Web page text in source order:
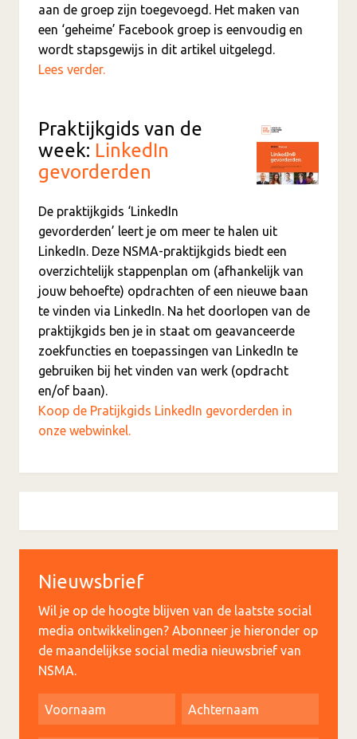
aan de groep zijn toegevoegd. Het maken van
een ‘geheime’ Facebook groep is eenvoudig en
wordt stapsgewijs in dit artikel uitgelegd.
Lees verder.
Praktijkgids van de
week: LinkedIn
gevorderden
De praktijkgids ‘LinkedIn
gevorderden’ leert je om meer te halen uit
LinkedIn. Deze NSMA-praktijkgids biedt een
overzichtelijk stappenplan om (afhankelijk van
jouw behoefte) opdrachten of een nieuwe baan
te vinden via LinkedIn. Na het doorlopen van de
praktijkgids ben je in staat om geavanceerde
zoekfuncties en toepassingen van LinkedIn te
gebruiken bij het vinden van werk (opdracht
en/of baan).
Koop de Pratijkgids LinkedIn gevorderden in
onze webwinkel.
Nieuwsbrief
Wil je op de hoogte blijven van de laatste social
media ontwikkelingen? Abonneer je hieronder op
de maandelijkse social media nieuwsbrief van
NSMA.